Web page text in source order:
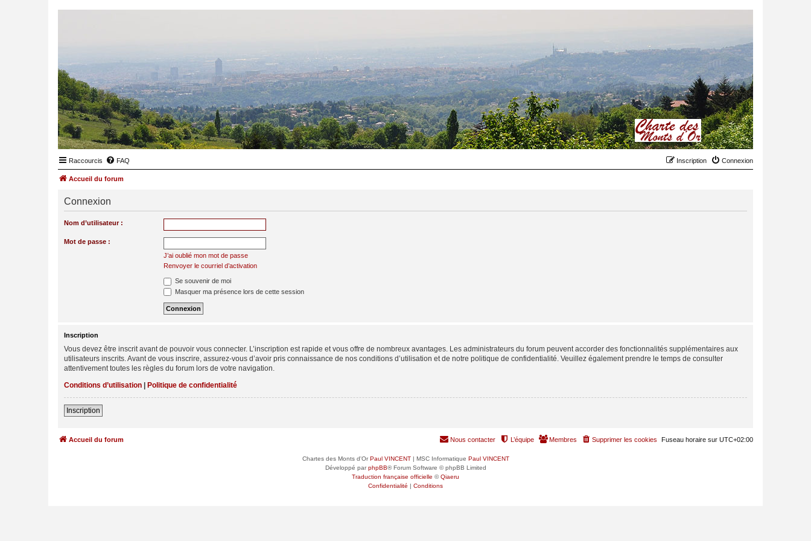
Raccourcis FAQ Connexion
Inscription
Accueil du forum
Connexion
Nom d’utilisateur :
Mot de passe :
J’ai oublié mon mot de passe
Renvoyer le courriel d’activation
Se souvenir de moi
Masquer ma présence lors de cette session
Inscription
Vous devez être inscrit avant de pouvoir vous connecter. L’inscription est rapide et vous offre de nombreux avantages. Les administrateurs du forum peuvent accorder des fonctionnalités supplémentaires aux
utilisateurs inscrits. Avant de vous inscrire, assurez-vous d’avoir pris connaissance de nos conditions d’utilisation et de notre politique de confidentialité. Veuillez également prendre le temps de consulter
attentivement toutes les règles du forum lors de votre navigation.
Conditions d’utilisation | Politique de confidentialité
Inscription
Accueil du forum Fuseau horaire sur UTC+02:00
Supprimer les cookies
Membres
L’équipe
Nous contacter
Chartes des Monts d'OrPaul VINCENT| MSC Informatique Paul VINCENT
Développé parphpBB® Forum Software © phpBB Limited
Traduction française officielle ©Qiaeru
Confidentialité | Conditions